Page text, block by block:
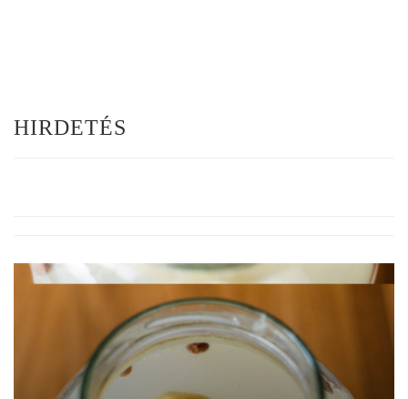
HIRDETÉS